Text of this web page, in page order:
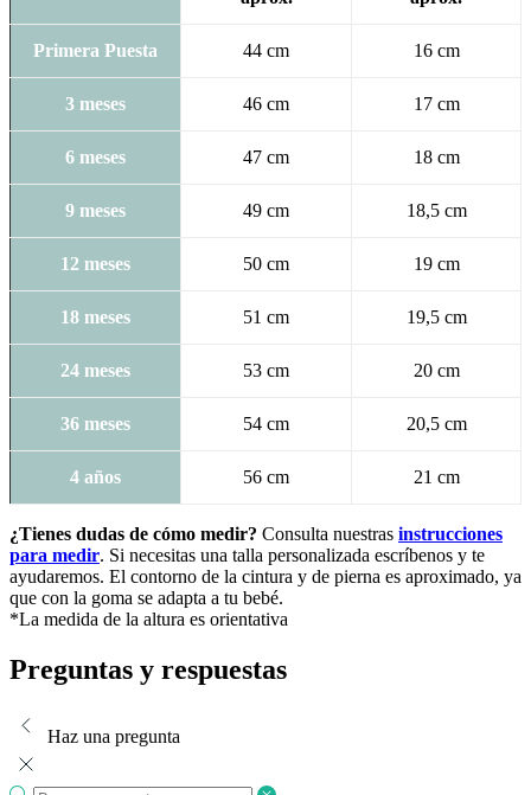
Primera Puesta 44 cm 16 cm
3 meses 46 cm 17 cm
6 meses 47 cm 18 cm
9 meses 49 cm 18,5 cm
12 meses 50 cm 19 cm
18 meses 51 cm 19,5 cm
24 meses 53 cm 20 cm
36 meses 54 cm 20,5 cm
4 años 56 cm 21 cm
¿Tienes dudas de cómo medir? Consulta nuestras instrucciones
para medir. Si necesitas una talla personalizada escríbenos y te
ayudaremos. El contorno de la cintura y de pierna es aproximado, ya
que con la goma se adapta a tu bebé.
*La medida de la altura es orientativa
Preguntas y respuestas
Haz una pregunta